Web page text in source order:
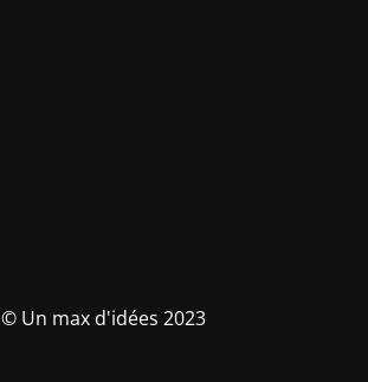
© Un max d'idées 2023